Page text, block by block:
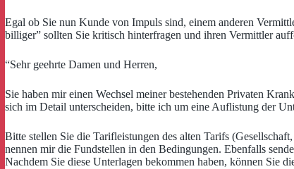
Egal ob Sie nun Kunde von Impuls sind, einem anderen
billiger” sollten Sie kritisch hinterfragen und ihren Vermittler
“Sehr geehrte Damen und Herren,
Sie haben mir einen Wechsel meiner bestehenden Privaten
sich im Detail unterscheiden, bitte ich um eine Auflistung der
Bitte stellen Sie die Tarifleistungen des alten Tarifs
nennen mir die Fundstellen in den Bedingungen. Ebenfalls
Nachdem Sie diese Unterlagen bekommen haben, können Sie